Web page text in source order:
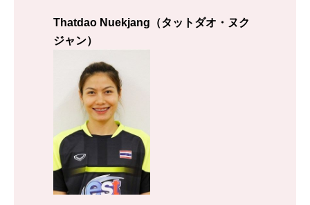
Thatdao Nuekjang（タットダオ・ヌク
ジャン）